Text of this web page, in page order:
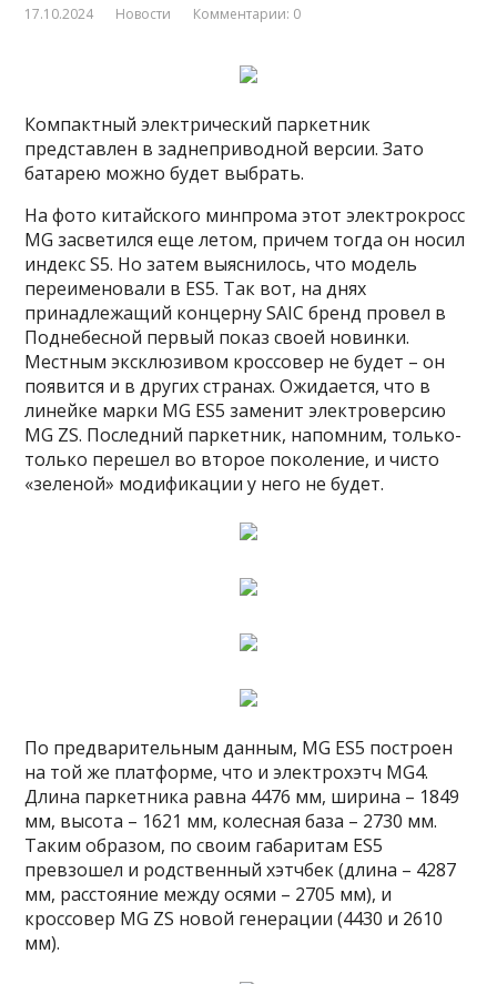
17.10.2024 Новости Комментарии: 0
Компактный электрический паркетник
представлен в заднеприводной версии. Зато
батарею можно будет выбрать.
На фото китайского минпрома этот электрокросс
MG засветился еще летом, причем тогда он носил
индекс S5. Но затем выяснилось, что модель
переименовали в ES5. Так вот, на днях
принадлежащий концерну SAIC бренд провел в
Поднебесной первый показ своей новинки.
Местным эксклюзивом кроссовер не будет – он
появится и в других странах. Ожидается, что в
линейке марки MG ES5 заменит электроверсию
MG ZS. Последний паркетник, напомним, только-
только перешел во второе поколение, и чисто
«зеленой» модификации у него не будет.
По предварительным данным, MG ES5 построен
на той же платформе, что и электрохэтч MG4.
Длина паркетника равна 4476 мм, ширина – 1849
мм, высота – 1621 мм, колесная база – 2730 мм.
Таким образом, по своим габаритам ES5
превзошел и родственный хэтчбек (длина – 4287
мм, расстояние между осями – 2705 мм), и
кроссовер MG ZS новой генерации (4430 и 2610
мм).